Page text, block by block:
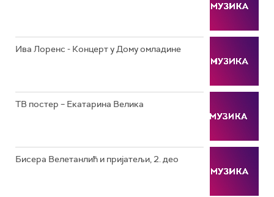
РТС КОЛО
Ива Лоренс - Концерт у Дому омладине
ТВ постер – Екатарина Велика
Бисера Велетанлић и пријатељи, 2. део